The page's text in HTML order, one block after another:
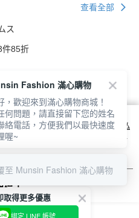
查看全部
ス
件85折
使用 cookie 方式之詳情，及若您不希
的 cookie 設定，請參閱本網站「
隱私
網站即表示您同意本公司得按本網站使
道了
取得更多優惠
綁定 LINE 帳號
Fashion 滿心購物
，歡迎來到滿心購物商城！
何問題，請直接留下您的姓名
絡電話，方便我們以最快速度
喔~
至 Munsin Fashion 滿心購物